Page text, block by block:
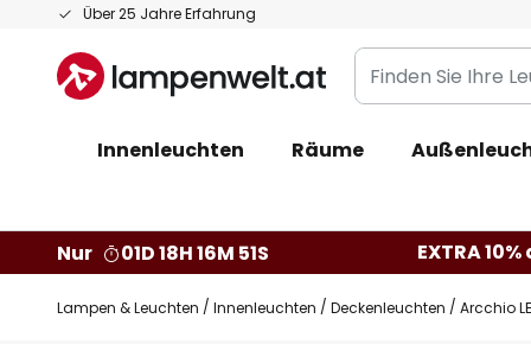
Über 25 Jahre Erfahrung
Zum
springen
Finden
Sie
Leuchte...
Innenleuchten Räume
Nur 01D 18H 16M 50S EXTRA
Lampen & Leuchten Innenleuchten Deckenleuchten Arcchio